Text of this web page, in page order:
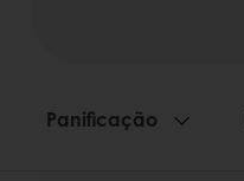
Panificação